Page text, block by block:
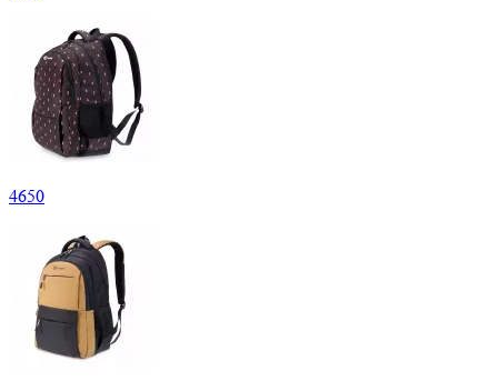
4650